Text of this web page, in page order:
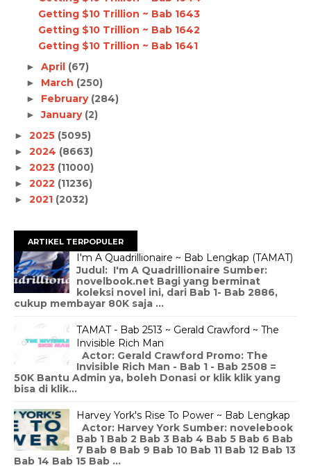
Getting $10 Trillion ~ Bab 1643
Getting $10 Trillion ~ Bab 1642
Getting $10 Trillion ~ Bab 1641
► April (67)
► March (250)
► February (284)
►January (2)
► 2025 (5095)
► 2024 (8663)
► 2023 (11000)
► 2022 (11236)
► 2021 (2032)
ARTIKEL TERPOPULER
I'm A Quadrillionaire ~ Bab Lengkap (TAMAT)
Judul: I'm A Quadrillionaire Sumber:
novelbook.net Bagi yang berminat
koleksi novel ini, dari Bab 1- Bab 2886,
cukup membayar 80K saja ...
TAMAT - Bab 2513 ~ Gerald Crawford ~ The
Invisible Rich Man
Actor: Gerald Crawford Promo: The
Invisible Rich Man - Bab 1 - Bab 2508 =
50K Bantu Admin ya, boleh Donasi or klik klik yang
bisa di klik...
Harvey York's Rise To Power ~ Bab Lengkap
Actor: Harvey York Sumber: novelebook
Bab 1 Bab 2 Bab 3 Bab 4 Bab 5 Bab 6 Bab
7 Bab 8 Bab 9 Bab 10 Bab 11 Bab 12 Bab 13
Bab 14 Bab 15 Bab ...